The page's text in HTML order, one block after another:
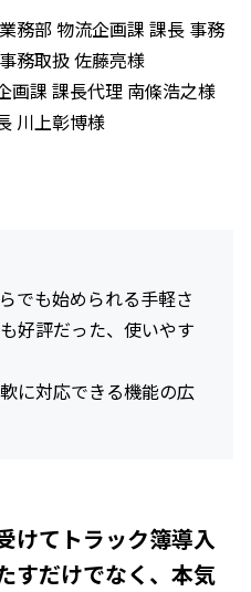
務部 物流企画課 課長 事務
務取扱 佐藤亮様
画課 課長代理 南條浩之様
川上彰博様
でも始められる手軽さ
好評だった、使いやす
に対応できる機能の広
けてトラック簿導入
すだけでなく、本気